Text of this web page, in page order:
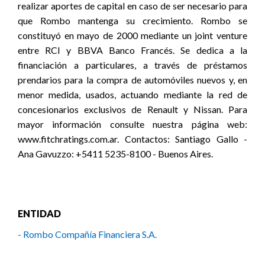
realizar aportes de capital en caso de ser necesario para
que Rombo mantenga su crecimiento. Rombo se
constituyó en mayo de 2000 mediante un joint venture
entre RCI y BBVA Banco Francés. Se dedica a la
financiación a particulares, a través de préstamos
prendarios para la compra de automóviles nuevos y, en
menor medida, usados, actuando mediante la red de
concesionarios exclusivos de Renault y Nissan. Para
mayor información consulte nuestra página web:
www.fitchratings.com.ar. Contactos: Santiago Gallo -
Ana Gavuzzo: +5411 5235-8100 - Buenos Aires.
ENTIDAD
- Rombo Compañía Financiera S.A.